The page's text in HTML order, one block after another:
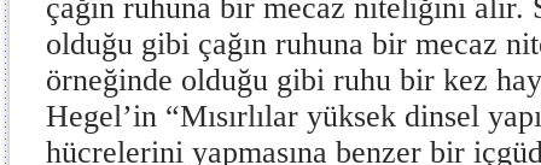
çağın ruhuna bir mecaz niteliğini alır.
olduğu gibi çağın ruhuna bir mecaz
örneğinde olduğu gibi ruhu bir kez
Hegel’in “Mısırlılar yüksek dinsel
hücrelerini yapmasına benzer bir